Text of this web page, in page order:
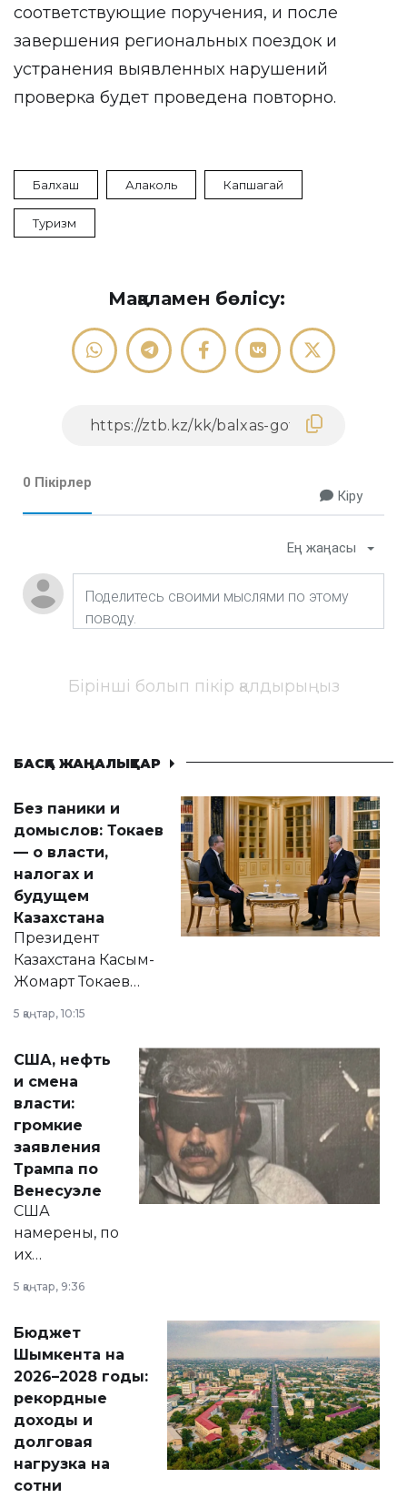
соответствующие поручения, и после
завершения региональных поездок и
устранения выявленных нарушений
проверка будет проведена повторно.
Балхаш Алаколь Капшагай
Туризм
Мақаламен бөлісу:
0 Пікірлер
Кіру
Ең жаңасы
Бірінші болып пікір қалдырыңыз
БАСҚА ЖАҢАЛЫҚТАР
Без паники и
домыслов: Токаев
— о власти,
налогах и
будущем
Казахстана
Президент
Казахстана Касым-
Жомарт Токаев
сразу несколько
актуальных тем —
от слухов о
политических
реформах до
вопросов армии,
экономики и
личного здоровья.
5 қаңтар, 10:15
США, нефть
и смена
власти:
громкие
заявления
Трампа по
Венесуэле
США
намерены, по
их
принести
народу
Венесуэлы.
5 қаңтар, 9:36
Бюджет
Шымкента на
2026–2028 годы:
рекордные
доходы и
долговая
нагрузка на
сотни